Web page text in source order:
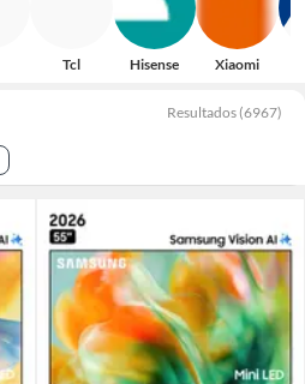
Tcl Hisense Xiaomi
Resultados (6967)